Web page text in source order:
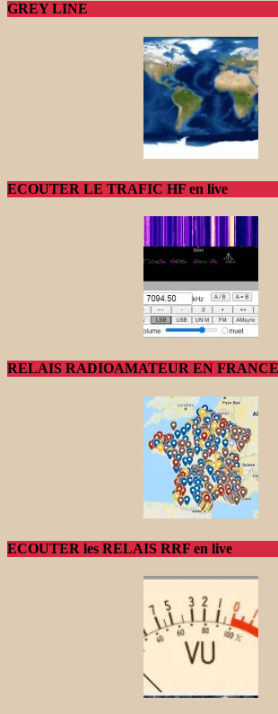
GREY LINE
ECOUTER LE TRAFIC HF en live
RELAIS RADIOAMATEUR EN FRANCE
ECOUTER les RELAIS RRF en live